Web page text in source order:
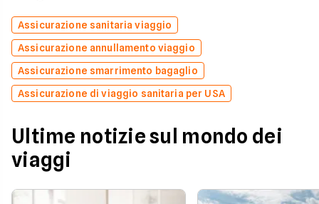
Assicurazione sanitaria viaggio
Assicurazione annullamento viaggio
Assicurazione smarrimento bagaglio
Assicurazione di viaggio sanitaria per USA
Ultime notizie sul mondo dei
viaggi